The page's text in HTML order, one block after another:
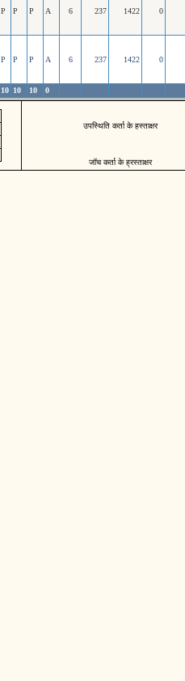
P P P A 6 237 1422 0
P P P A 6 237 1422 0
10 10 10 0
उपस्थिति कर्ता के हस्ताक्षर
जॉच कर्ता के ह्रस्ताक्षर